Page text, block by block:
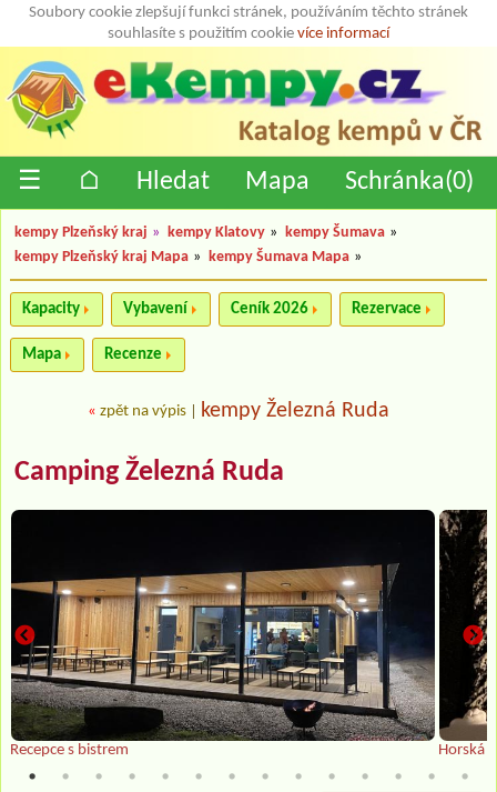
Soubory cookie zlepšují funkci stránek, používáním těchto stránek
souhlasíte s použitím cookie více informací
☰ ⌂ Hledat Mapa Schránka(0)
kempy Plzeňský kraj » kempy Klatovy » kempy Šumava »
kempy Plzeňský kraj Mapa » kempy Šumava Mapa »
Kapacity Vybavení Ceník 2026 Rezervace
Mapa Recenze
« zpět na výpis kempy Železná Ruda
Camping Železná Ruda
Recepce s bistrem Horská